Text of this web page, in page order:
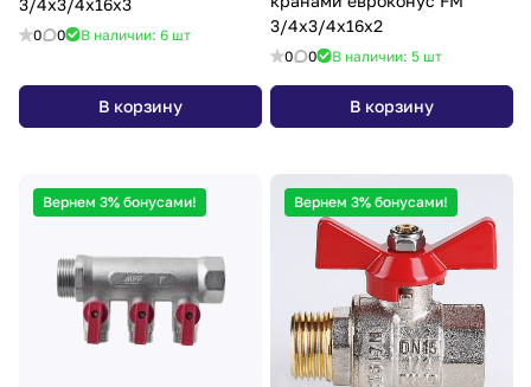
0 0 В наличии: 6 шт
В корзину
3/4x3/4x16x2
0 0 В наличии: 5 шт
В корзину
Вернем 3% бонусами! Вернем 3% бонусами!